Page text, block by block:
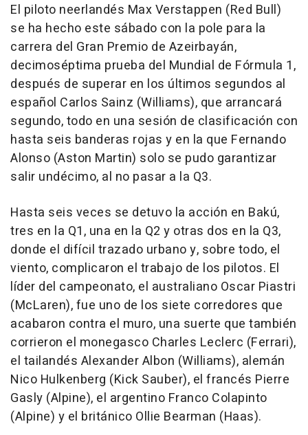
El piloto neerlandés Max Verstappen (Red Bull)
se ha hecho este sábado con la pole para la
carrera del Gran Premio de Azeirbayán,
decimoséptima prueba del Mundial de Fórmula 1,
después de superar en los últimos segundos al
español Carlos Sainz (Williams), que arrancará
segundo, todo en una sesión de clasificación con
hasta seis banderas rojas y en la que Fernando
Alonso (Aston Martin) solo se pudo garantizar
salir undécimo, al no pasar a la Q3.
Hasta seis veces se detuvo la acción en Bakú,
tres en la Q1, una en la Q2 y otras dos en la Q3,
donde el difícil trazado urbano y, sobre todo, el
viento, complicaron el trabajo de los pilotos. El
líder del campeonato, el australiano Oscar Piastri
(McLaren), fue uno de los siete corredores que
acabaron contra el muro, una suerte que también
corrieron el monegasco Charles Leclerc (Ferrari),
el tailandés Alexander Albon (Williams), alemán
Nico Hulkenberg (Kick Sauber), el francés Pierre
Gasly (Alpine), el argentino Franco Colapinto
(Alpine) y el británico Ollie Bearman (Haas).